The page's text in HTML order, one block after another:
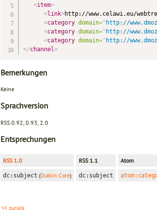
<item>
<link>http://www.celawi.eu/
<category domain=" http://
<category domain=" http://
<category domain=" http://
</channel>
Bemerkungen
Keine
Sprachversion
RSS 0.92, 0.93, 2.0
Entsprechungen
RSS 1.0 RSS 1.1 Atom
dc:subject (Dublin Core) dc:subject
<< zurück